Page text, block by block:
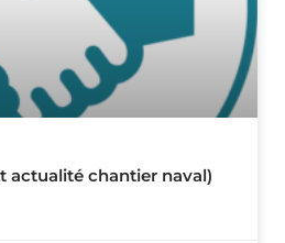
actualité chantier naval)